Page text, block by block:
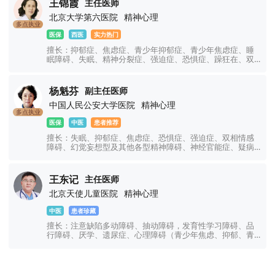
瘾、青少年厌学叛逆等青少年儿童心理问题。
多点执业
王锦霞
主任医师
北京大学第六医院
精神心理
医保 西医 实力热门
擅长：抑郁症、焦虑症、青少年抑郁症、青少年焦虑症、睡
眠障碍、失眠、精神分裂症、强迫症、恐惧症、躁狂在、双
障碍、疑病症、妄想症、儿童焦虑抑郁症、创伤应激障碍、
神经衰弱、社交障碍、学习障碍、厌学、网瘾、青少年叛
逆、注意力不集中等精神心理疾病的诊治。
多点执业
杨魁芬
副主任医师
中国人民公安大学医院
精神心理
医保 中医 患者推荐
擅长：失眠、抑郁症、焦虑症、恐惧症、强迫症、双相情感
障碍、幻觉妄想型及其他各型精神障碍、神经官能症、疑病
王东记
主任医师
北京天使儿童医院
精神心理
中医 患者珍藏
擅长：注意缺陷多动障碍、抽动障碍，发育性学习障碍、品
行障碍、厌学、遗尿症、心理障碍（青少年焦虑、抑郁、青